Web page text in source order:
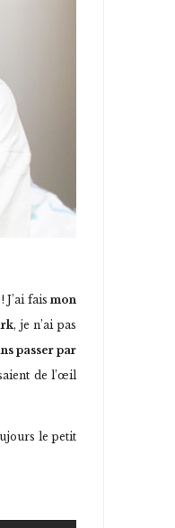
J’ai faismon
, je n’ai pas
passer par
de l’œil
le petit